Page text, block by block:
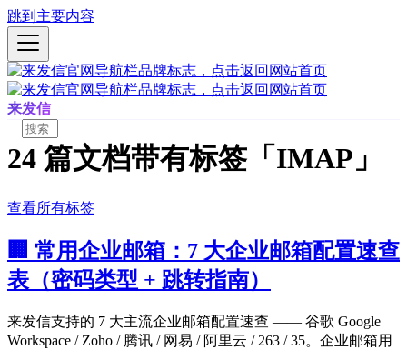
跳到主要内容
来发信
24 篇文档带有标签「IMAP」
查看所有标签
🏢 常用企业邮箱：7 大企业邮箱配置速查
表（密码类型 + 跳转指南）
来发信支持的 7 大主流企业邮箱配置速查 —— 谷歌 Google
Workspace / Zoho / 腾讯 / 网易 / 阿里云 / 263 / 35。企业邮箱用